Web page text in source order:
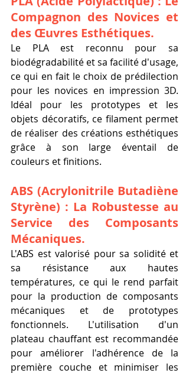
Compagnon des Novices et
des Œuvres Esthétiques.
Le PLA est reconnu pour sa
biodégradabilité et sa facilité d'usage,
ce qui en fait le choix de prédilection
pour les novices en impression 3D.
Idéal pour les prototypes et les
objets décoratifs, ce filament permet
de réaliser des créations esthétiques
grâce à son large éventail de
couleurs et finitions.
ABS (Acrylonitrile Butadiène
Styrène) : La Robustesse au
Service des Composants
Mécaniques.
L'ABS est valorisé pour sa solidité et
sa résistance aux hautes
températures, ce qui le rend parfait
pour la production de composants
mécaniques et de prototypes
fonctionnels. L'utilisation d'un
plateau chauffant est recommandée
pour améliorer l'adhérence de la
première couche et minimiser les